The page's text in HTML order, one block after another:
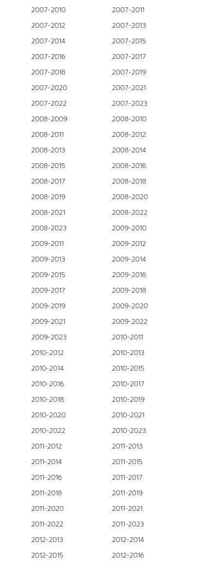
2007-2010
2007-2011
2007-2012
2007-2013
2007-2014
2007-2015
2007-2016
2007-2017
2007-2018
2007-2019
2007-2020
2007-2021
2007-2022
2007-2023
2008-2009
2008-2010
2008-2011
2008-2012
2008-2013
2008-2014
2008-2015
2008-2016
2008-2017
2008-2018
2008-2019
2008-2020
2008-2021
2008-2022
2008-2023
2009-2010
2009-2011
2009-2012
2009-2013
2009-2014
2009-2015
2009-2016
2009-2017
2009-2018
2009-2019
2009-2020
2009-2021
2009-2022
2009-2023
2010-2011
2010-2012
2010-2013
2010-2014
2010-2015
2010-2016
2010-2017
2010-2018
2010-2019
2010-2020
2010-2021
2010-2022
2010-2023
2011-2012
2011-2013
2011-2014
2011-2015
2011-2016
2011-2017
2011-2018
2011-2019
2011-2020
2011-2021
2011-2022
2011-2023
2012-2013
2012-2014
2012-2015
2012-2016